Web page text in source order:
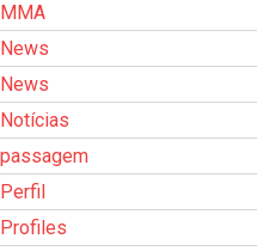
MMA
News
News
Notícias
passagem
Perfil
Profiles